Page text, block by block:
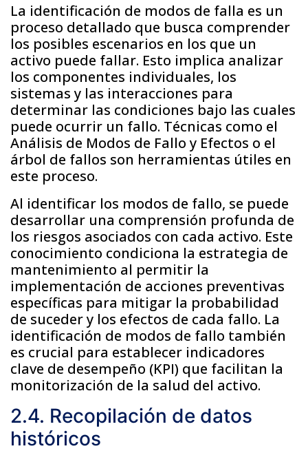
La identificación de modos de falla es un
proceso detallado que busca comprender
los posibles escenarios en los que un
activo puede fallar. Esto implica analizar
los componentes individuales, los
sistemas y las interacciones para
determinar las condiciones bajo las cuales
puede ocurrir un fallo. Técnicas como el
Análisis de Modos de Fallo y Efectos o el
árbol de fallos son herramientas útiles en
este proceso.
Al identificar los modos de fallo, se puede
desarrollar una comprensión profunda de
los riesgos asociados con cada activo. Este
conocimiento condiciona la estrategia de
mantenimiento al permitir la
implementación de acciones preventivas
específicas para mitigar la probabilidad
de suceder y los efectos de cada fallo. La
identificación de modos de fallo también
es crucial para establecer indicadores
clave de desempeño (KPI) que facilitan la
monitorización de la salud del activo.
2.4. Recopilación de datos
históricos